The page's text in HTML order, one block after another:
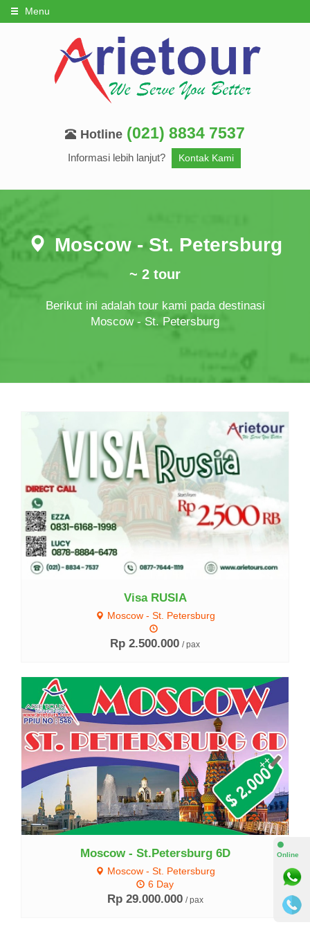
Menu
Hotline (021) 8834 7537
Informasi lebih lanjut? Kontak Kami
Moscow - St. Petersburg
~ 2 tour
Berikut ini adalah tour kami pada destinasi
Moscow - St. Petersburg
Lihat Detail
Visa RUSIA
Moscow - St. Petersburg
Rp 2.500.000 / pax
Lihat Detail
Moscow - St.Petersburg 6D
Moscow - St. Petersburg
6 Day
Rp 29.000.000 / pax
⚫
Online